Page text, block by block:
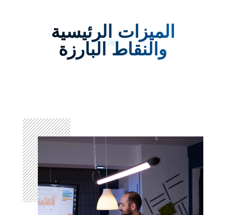
الميزات الرئيسية
والنقاط البارزة